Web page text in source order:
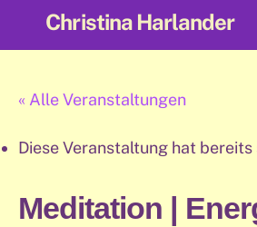
Christina Harlander
« Alle Veranstaltungen
Diese Veranstaltung hat
Meditation |